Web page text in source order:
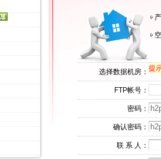
选择数据机房： 提
FTP帐号：
密码：
确认密码：
联 系 人：